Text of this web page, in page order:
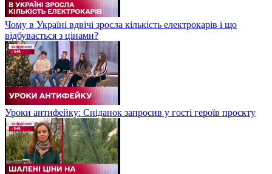
Чому в Україні вдвічі зросла кількість електрокарів і що
відбувається з цінами?
Уроки антифейку: Сніданок запросив у гості героїв проєкту